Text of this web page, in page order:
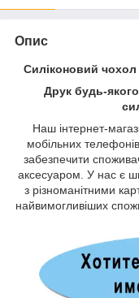
Опис
Силіконовий
Друк будь-
Наш інтернет-
мобільних
забезпечити
аксесуаром. У нас є
з різноманітними